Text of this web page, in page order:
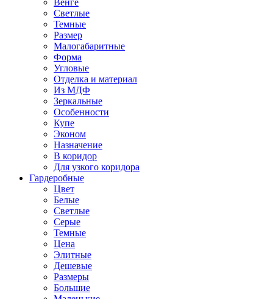
Венге
Светлые
Темные
Размер
Малогабаритные
Форма
Угловые
Отделка и материал
Из МДФ
Зеркальные
Особенности
Купе
Эконом
Назначение
В коридор
Для узкого коридора
Гардеробные
Цвет
Белые
Светлые
Серые
Темные
Цена
Элитные
Дешевые
Размеры
Большие